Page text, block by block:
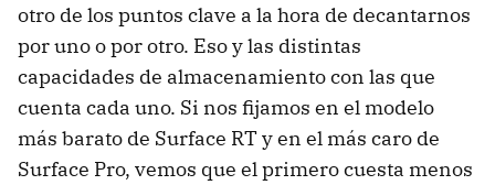
otro de los puntos clave a la hora de decantarnos
por uno o por otro. Eso y las distintas
capacidades de almacenamiento con las que
cuenta cada uno. Si nos fijamos en el modelo
más barato de Surface RT y en el más caro de
Surface Pro, vemos que el primero cuesta menos